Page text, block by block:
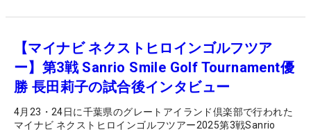
【マイナビ ネクストヒロインゴルフツア
ー】第3戦 Sanrio Smile Golf Tournament優
勝 長田莉子の試合後インタビュー
4月23・24日に千葉県のグレートアイランド倶楽部で行われた
マイナビ ネクストヒロインゴルフツアー2025第3戦Sanrio